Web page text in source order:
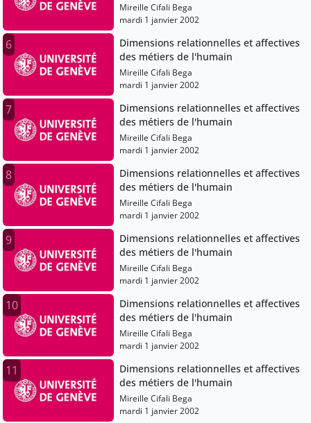
Mireille Cifali Bega
mardi 1 janvier 2002
6
Dimensions relationnelles et affectives
des métiers de l'humain
Mireille Cifali Bega
mardi 1 janvier 2002
7
Dimensions relationnelles et affectives
des métiers de l'humain
Mireille Cifali Bega
mardi 1 janvier 2002
8
Dimensions relationnelles et affectives
des métiers de l'humain
Mireille Cifali Bega
mardi 1 janvier 2002
9
Dimensions relationnelles et affectives
des métiers de l'humain
Mireille Cifali Bega
mardi 1 janvier 2002
10
Dimensions relationnelles et affectives
des métiers de l'humain
Mireille Cifali Bega
mardi 1 janvier 2002
11
Dimensions relationnelles et affectives
des métiers de l'humain
Mireille Cifali Bega
mardi 1 janvier 2002